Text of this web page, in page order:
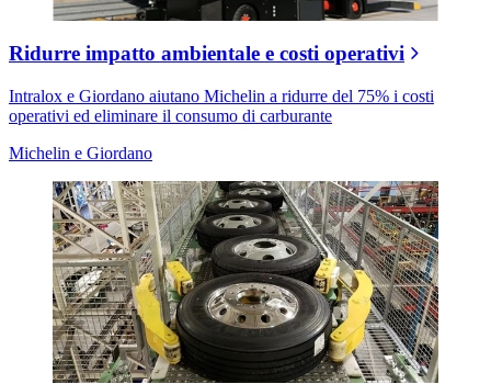
Ridurre impatto ambientale e costi operativi
Intralox e Giordano aiutano Michelin a ridurre del 75% i costi
operativi ed eliminare il consumo di carburante
Michelin e Giordano